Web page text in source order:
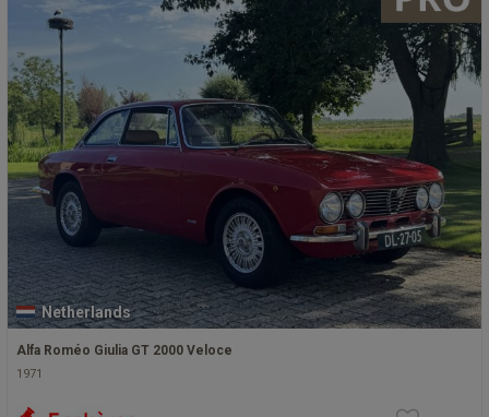
Netherlands
Alfa Roméo Giulia GT 2000 Veloce
1971